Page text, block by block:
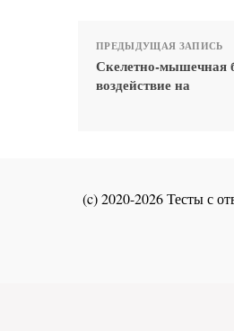
ПРЕДЫДУЩАЯ ЗАПИСЬ
Скелетно-мышечная
воздействие на
(c) 2020-2026 Тесты с